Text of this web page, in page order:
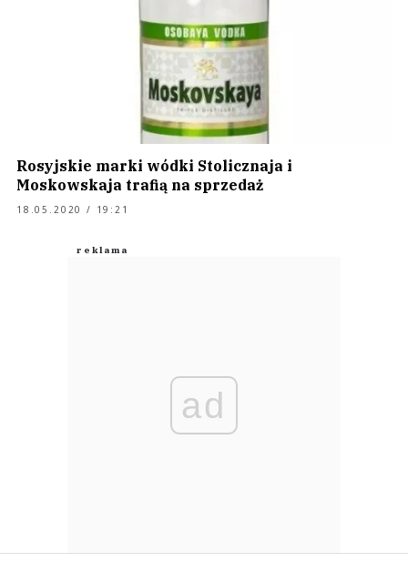
Rosyjskie marki wódki Stolicznaja i
Moskowskaja trafią na sprzedaż
18.05.2020 / 19:21
ad